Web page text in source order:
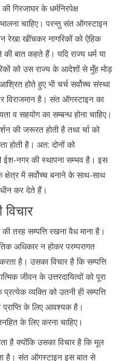
गिरजाघर के धर्मनिरपेक्ष
चाहिए। परन्तु संत ऑगस्टाइन
रेखा खींचकर नागरिकों को ऐहिक
बात कहते हैं। यदि राज्य धर्म या
को उस राज्य के आदेशों से मुँह मोड़
होते हुए भी चर्च सर्वोच्च संस्था
विराजमान है। संत ऑगस्टाइन का
व सहयोग का सम्बन्ध होना चाहिए।
की जरूरत होती है तथा र्चा को
होती है। अत: दोनों को
ईश-नगर की स्थापना सम्भव है। इस
में सर्वोच्च बनाने के साथ-साथ
कर देते हैं।
तरह सम्पत्ति रखना वैध माना है।
अधिकार न होकर परम्परागत
है। उसका विचार है कि सम्पत्ति
जीवन के उत्तरदायित्वों को पूरा
व्यक्ति को उतनी ही सम्पत्ति
के लिए आवश्यक है।
के लिए करना चाहिए।
है क्योंकि उसका विचार है कि मूल
है। संत ऑगस्टाइन इस बात से